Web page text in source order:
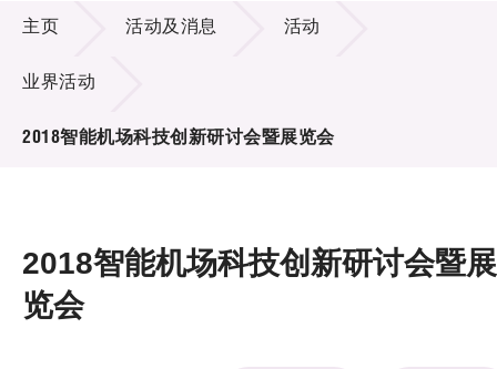
技术商品化
项目及资助计划
活动及消息
主页 活动及消息 活动
业界活动
2018智能机场科技创新研讨会暨展览会
2018智能机场科技创新研讨会暨展
览会